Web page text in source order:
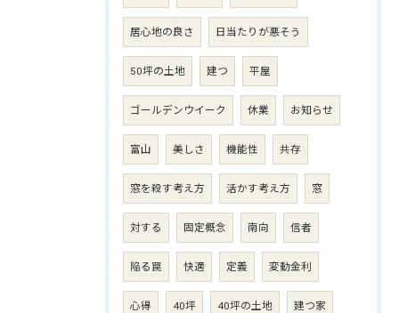
居心地の良さ 日当たりが悪そう
50坪の土地 建つ 平屋
ゴールデンウイーク 休業 お知らせ
富山 美しさ 機能性 共存
窓を殺す考え方 活かす考え方 窓
対する 固定概念 南向 信者
陥る罠 快適 定義 変動金利
心得 40坪 40坪の土地 建つ家